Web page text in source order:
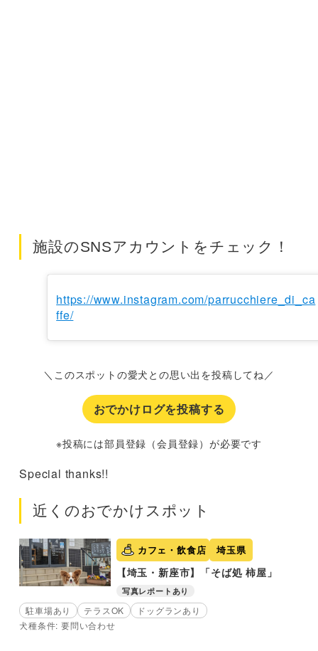
施設のSNSアカウントをチェック！
https://www.instagram.com/parrucchiere_di_ca
ffe/
＼このスポットの愛犬との思い出を投稿してね／
おでかけログを投稿する
※投稿には部員登録（会員登録）が必要です
Special thanks!!
近くのおでかけスポット
カフェ・飲食店 埼玉県
【埼玉・新座市】「そば処 柿屋」
写真レポートあり
駐車場あり テラスOK
ドッグランあり
犬種条件: 要問い合わせ